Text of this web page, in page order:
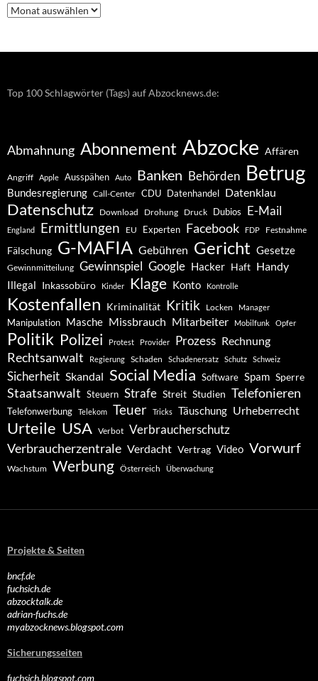
Nachrichten
–
Top 100 Schlagwörter (Tags) auf Abzocknews.de:
Abmahnung Abonnement Abzocke Affären
Angriff Apple Ausspähen Auto Banken Behörden Betrug
Bundesregierung Call-Center CDU Datenhandel Datenklau
Datenschutz Download Drohung Druck Dubios E-Mail
England Ermittlungen EU Experten Facebook FDP Festnahme
Fälschung G-MAFIA Gebühren Gericht Gesetze
Gewinnmitteilung Gewinnspiel Google Hacker Haft Handy
Illegal Inkassobüro Kinder Klage Konto Kontrolle
Kostenfallen Kriminalität Kritik Locken Manager
Manipulation Masche Missbrauch Mitarbeiter Mobilfunk Opfer
Politik Polizei Protest Provider Prozess Rechnung
Rechtsanwalt Regierung Schaden Schadenersatz Schutz Schweiz
Sicherheit Skandal Social Media Software Spam Sperre
Staatsanwalt Steuern Strafe Streit Studien Telefonieren
Telefonwerbung Telekom Teuer Tricks Täuschung Urheberrecht
Urteile USA Verbot Verbraucherschutz
Verbraucherzentrale Verdacht Vertrag Video Vorwurf
Wachstum Werbung Österreich Überwachung
Projekte & Seiten
bncf.de
fuchsich.de
abzocktalk.de
adrian-fuchs.de
myabzocknews.blogspot.com
Sicherungsseiten
fuchsich.blogspot.com